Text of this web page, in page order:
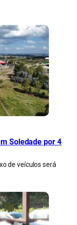
Soledade por 4
de veículos será